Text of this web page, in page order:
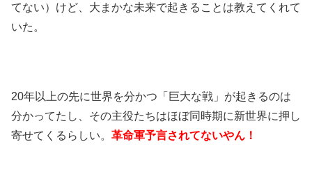
てない）けど、大まかな未来で起きることは教えてくれて
いた。
20年以上の先に世界を分かつ「巨大な戦」が起きるのは
分かってたし、その主役たちはほぼ同時期に新世界に押し
寄せてくるらしい。 革命軍予言されてないやん！